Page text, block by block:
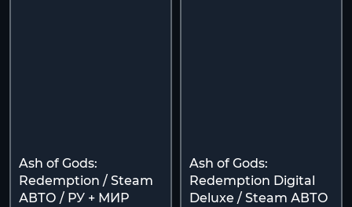
Ash of Gods:
Redemption / Steam
АВТО / РУ + МИР
Ash of Gods:
Redemption Digital
Deluxe / Steam АВТО